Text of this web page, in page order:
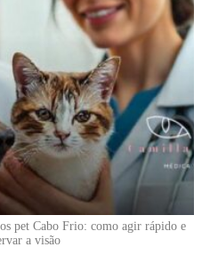
pet Cabo Frio: como agir rápido e
a visão